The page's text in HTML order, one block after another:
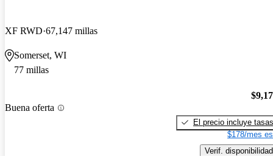
XF RWD 67,147 millas
Somerset, WI
77 millas
Buena oferta
El precio incluye tasas
$178/mes
Verif. disponibilidad